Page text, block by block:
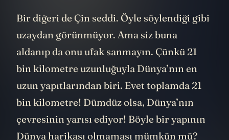
Bir diğeri de Çin seddi. Öyle söylendiği gibi
uzaydan görünmüyor. Ama siz buna
aldanıp da onu ufak sanmayın. Çünkü 21
bin kilometre uzunluğuyla Dünya’nın en
uzun yapıtlarından biri. Evet toplamda 21
bin kilometre! Dümdüz olsa, Dünya’nın
çevresinin yarısı ediyor! Böyle bir yapının
Dünya harikası olmaması mümkün mü?